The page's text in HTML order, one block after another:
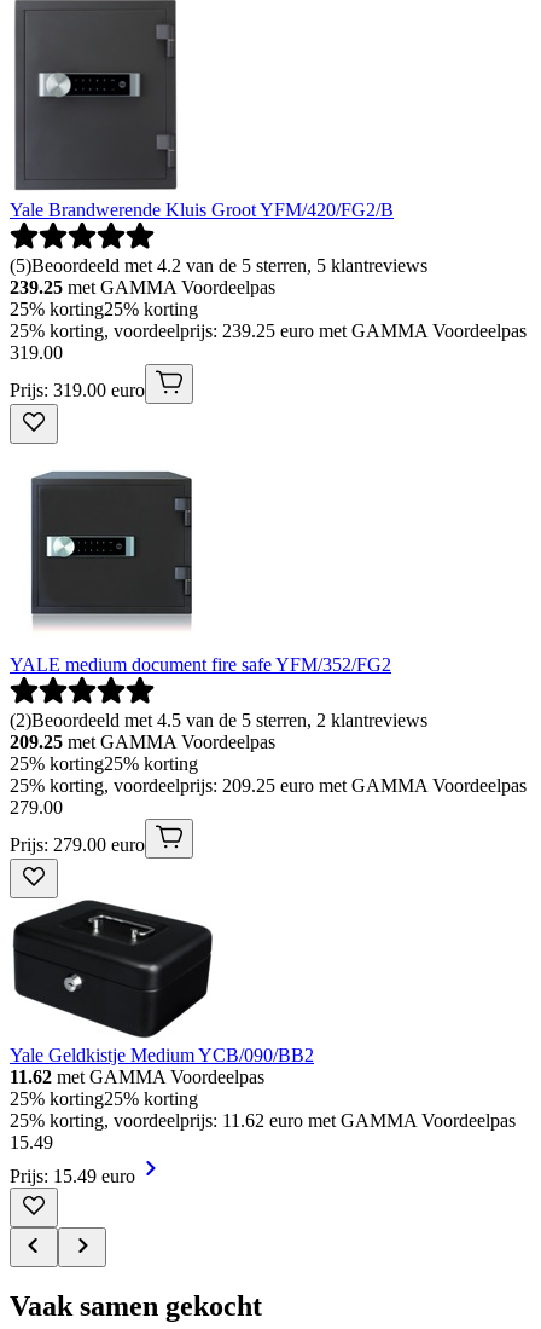
Yale Brandwerende Kluis Groot YFM/420/FG2/B
(5)Beoordeeld met 4.2 van de 5 sterren, 5 klantreviews
239.25 met GAMMA Voordeelpas
25% korting25% korting
25% korting, voordeelprijs: 239.25 euro met GAMMA Voordeelpas
319.00
Prijs: 319.00 euro
YALE medium document fire safe YFM/352/FG2
(2)Beoordeeld met 4.5 van de 5 sterren, 2 klantreviews
209.25 met GAMMA Voordeelpas
25% korting25% korting
25% korting, voordeelprijs: 209.25 euro met GAMMA Voordeelpas
279.00
Prijs: 279.00 euro
Yale Geldkistje Medium YCB/090/BB2
11.62 met GAMMA Voordeelpas
25% korting25% korting
25% korting, voordeelprijs: 11.62 euro met GAMMA Voordeelpas
15.49
Prijs: 15.49 euro
Vaak samen gekocht